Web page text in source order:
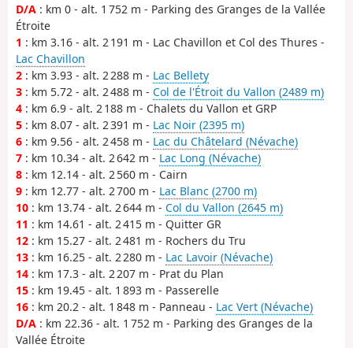
D/A : km 0 - alt. 1 752 m - Parking des Granges de la Vallée
Étroite
1 : km 3.16 - alt. 2 191 m - Lac Chavillon et Col des Thures -
Lac Chavillon
2 : km 3.93 - alt. 2 288 m - Lac Bellety
3 : km 5.72 - alt. 2 488 m - Col de l'Étroit du Vallon (2489 m)
4 : km 6.9 - alt. 2 188 m - Chalets du Vallon et GRP
5 : km 8.07 - alt. 2 391 m - Lac Noir (2395 m)
6 : km 9.56 - alt. 2 458 m - Lac du Châtelard (Névache)
7 : km 10.34 - alt. 2 642 m - Lac Long (Névache)
8 : km 12.14 - alt. 2 560 m - Cairn
9 : km 12.77 - alt. 2 700 m - Lac Blanc (2700 m)
10 : km 13.74 - alt. 2 644 m - Col du Vallon (2645 m)
11 : km 14.61 - alt. 2 415 m - Quitter GR
12 : km 15.27 - alt. 2 481 m - Rochers du Tru
13 : km 16.25 - alt. 2 280 m - Lac Lavoir (Névache)
14 : km 17.3 - alt. 2 207 m - Prat du Plan
15 : km 19.45 - alt. 1 893 m - Passerelle
16 : km 20.2 - alt. 1 848 m - Panneau - Lac Vert (Névache)
D/A : km 22.36 - alt. 1 752 m - Parking des Granges de la
Vallée Étroite